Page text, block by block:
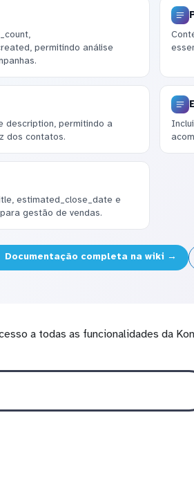
permitindo análise
description, permitindo a
dos contatos.
estimated_close_date e
gestão de vendas.
Documentação completa na wiki →
a todas as funcionalidades da